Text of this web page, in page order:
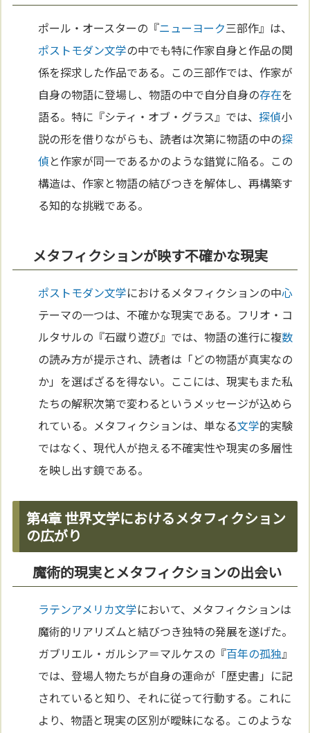
ポール・オースターの『ニューヨーク三部作』は、
ポストモダン文学の中でも特に作家自身と作品の関
係を探求した作品である。この三部作では、作家が
自身の物語に登場し、物語の中で自分自身の存在を
語る。特に『シティ・オブ・グラス』では、探偵小
説の形を借りながらも、読者は次第に物語の中の探
偵と作家が同一であるかのような錯覚に陥る。この
構造は、作家と物語の結びつきを解体し、再構築す
る知的な挑戦である。
メタフィクションが映す不確かな現実
ポストモダン文学におけるメタフィクションの中心
テーマの一つは、不確かな現実である。フリオ・コ
ルタサルの『石蹴り遊び』では、物語の進行に複数
の読み方が提示され、読者は「どの物語が真実なの
か」を選ばざるを得ない。ここには、現実もまた私
たちの解釈次第で変わるというメッセージが込めら
れている。メタフィクションは、単なる文学的実験
ではなく、現代人が抱える不確実性や現実の多層性
を映し出す鏡である。
第4章 世界文学におけるメタフィクション
の広がり
魔術的現実とメタフィクションの出会い
ラテンアメリカ文学において、メタフィクションは
魔術的リアリズムと結びつき独特の発展を遂げた。
ガブリエル・ガルシア＝マルケスの『百年の孤独』
では、登場人物たちが自身の運命が「歴史書」に記
されていると知り、それに従って行動する。これに
より、物語と現実の区別が曖昧になる。このような